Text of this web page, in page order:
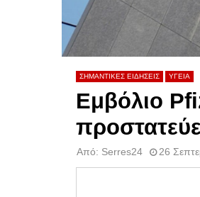
ΣΗΜΑΝΤΙΚΕΣ ΕΙΔΗΣΕΙΣ ΥΓΕΙΑ
Εμβόλιο
Από: Serres24 26